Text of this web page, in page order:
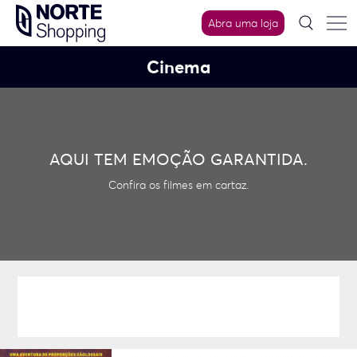
Skip
content
Abra uma loja
Cinema
AQUI TEM EMOÇÃO GARANTIDA.
Confira os filmes em cartaz.